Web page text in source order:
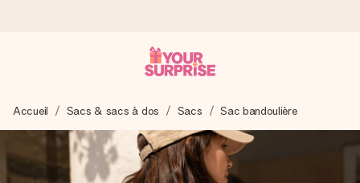
Nous préparons votre cadeau avec attention et l’envoyons
en un éclair – pour que vous puissiez l’offrir au bon moment,
quand cela compte le plus.
Accueil Sacs & sacs à dos Sacs Sac bandoulière